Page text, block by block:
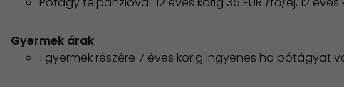
Gyermek árak
1 gyermek részére 7 éves korig ingyenes ha pótágyat